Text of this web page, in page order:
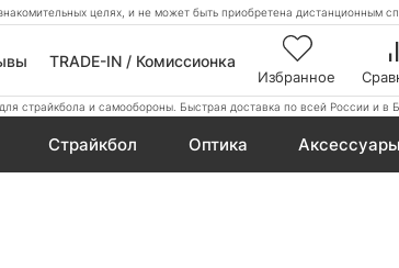
целях, и не может быть приобретена дистанционным
TRADE-IN / Комиссионка
Избранное
страйкбола и самообороны. Быстрая доставка по всей России и в
Страйкбол Оптика Аксессуары